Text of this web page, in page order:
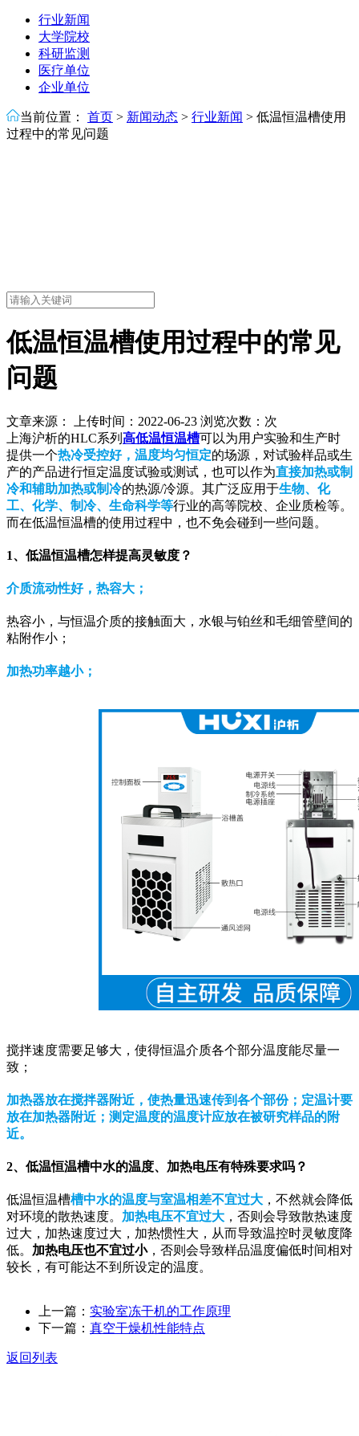
行业新闻
大学院校
科研监测
医疗单位
企业单位
当前位置： 首页 > 新闻动态 > 行业新闻 > 低温恒温槽使用
过程中的常见问题
低温恒温槽使用过程中的常见
问题
文章来源： 上传时间：2022-06-23 浏览次数： 次
上海沪析的HLC系列 高低温恒温槽可以为用户实验和生产时
提供一个热冷受控好，温度均匀恒定的场源，对试验样品或生
产的产品进行恒定温度试验或测试，也可以作为直接加热或制
冷和辅助加热或制冷的热源/冷源。其广泛应用于生物、化
工、化学、制冷、生命科学等行业的高等院校、企业质检等。
而在低温恒温槽的使用过程中，也不免会碰到一些问题。
1、低温恒温槽怎样提高灵敏度？
介质流动性好，热容大；
热容小，与恒温介质的接触面大，水银与铂丝和毛细管壁间的
粘附作小；
加热功率越小；
搅拌速度需要足够大，使得恒温介质各个部分温度能尽量一
致；
加热器放在搅拌器附近，使热量迅速传到各个部份；定温计要
放在加热器附近；测定温度的温度计应放在被研究样品的附
近。
2、低温恒温槽中水的温度、加热电压有特殊要求吗？
低温恒温槽槽中水的温度与室温相差不宜过大 ，不然就会降低
对环境的散热速度。 加热电压不宜过大 ，否则会导致散热速度
过大，加热速度过大，加热惯性大，从而导致温控时灵敏度降
低。 加热电压也不宜过小，否则会导致样品温度偏低时间相对
较长，有可能达不到所设定的温度。
上一篇： 实验室冻干机的工作原理
下一篇： 真空干燥机性能特点
返回列表